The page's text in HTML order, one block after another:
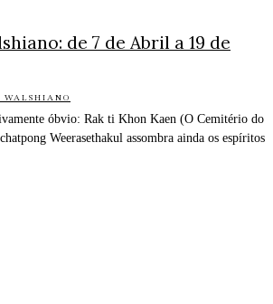
de 7 de Abril a 19 de
óbvio: Rak ti Khon Kaen (O Cemitério do
Weerasethakul assombra ainda os espíritos